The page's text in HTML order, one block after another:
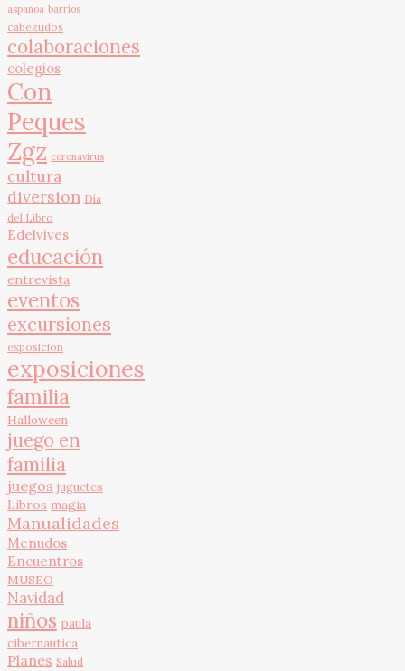
aspanoa barrios
cabezudos
colaboraciones
colegios
Con
Peques
Zgz coronavirus
cultura
diversion Día
del Libro
Edelvives
educación
entrevista
eventos
excursiones
exposicion
exposiciones
familia
Halloween
juego en
familia
juegos juguetes
Libros magia
Manualidades
Menudos
Encuentros
MUSEO
Navidad
niños paula
cibernautica
Planes Salud